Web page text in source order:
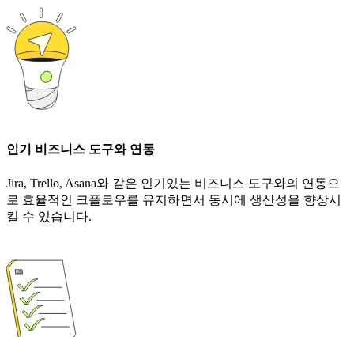
인기 비즈니스 도구와 연동
Jira, Trello, Asana와 같은 인기있는 비즈니스 도구와의 연동으
로 효율적인 크플로우를 유지하면서 동시에 생산성을 향상시
킬 수 있습니다.